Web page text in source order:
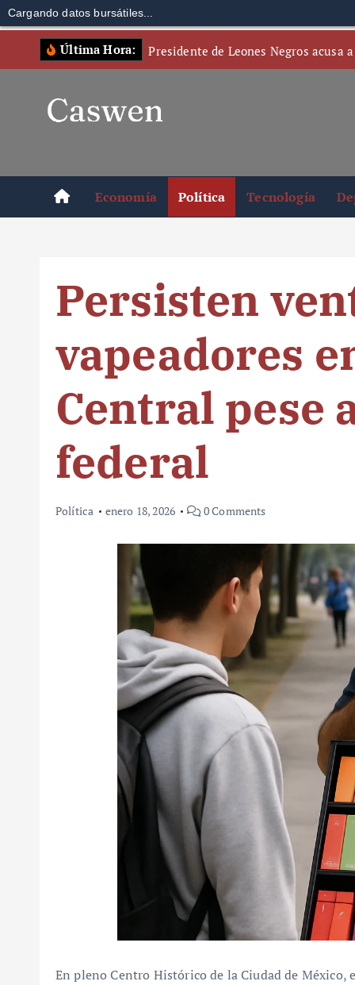
Cargando datos bursátiles...
Última Hora: Presidente de Leones Negros acusa
Economía Política Tecnología
Persisten
vapeadores
Central pese
federal
Política enero 18, 2026 0 Comments
En pleno Centro Histórico de la Ciudad de